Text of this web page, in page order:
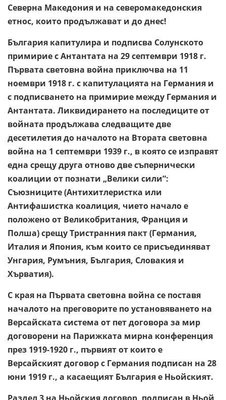
Северна Македония и на северомакедонския
етнос, които продължават и до днес!
България капитулира и подписва Солунското
примирие с Антантата на 29 септември 1918 г.
Първата световна война приключва на 11
ноември 1918 г. с капитулацията на Германия и
с подписването на примирие между Германия и
Антантата. Ликвидирането на последиците от
войната продължава следващите две
десетилетия до началото на Втората световна
война на 1 септември 1939 г., в която се изправят
една срещу друга отново две съпернически
коалиции от познати „Велики сили“:
Съюзниците (Антихитлеристка или
Антифашистка коалиция, чието начало е
положено от Великобритания, Франция и
Полша) срещу Тристранния пакт (Германия,
Италия и Япония, към които се присъединяват
Унгария, Румъния, България, Словакия и
Хърватия).
С края на Първата световна война се поставя
началото на преговорите по установяването на
Версайската система от пет договора за мир
договорени на Парижката мирна конференция
през 1919-1920 г., първият от които е
Версайският договор с Германия подписан на 28
юни 1919 г., а касаещият България е Ньойският.